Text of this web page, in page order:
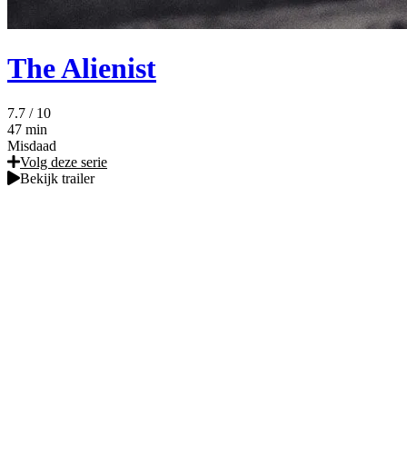
The Alienist
7.7 / 10
47 min
Misdaad
Volg deze serie
Bekijk trailer